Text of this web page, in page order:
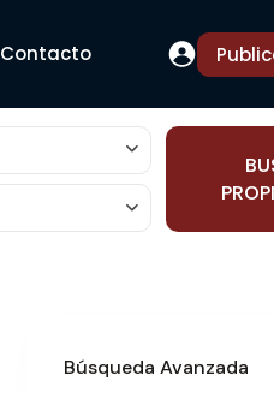
Contacto
Búsqueda Avanzada